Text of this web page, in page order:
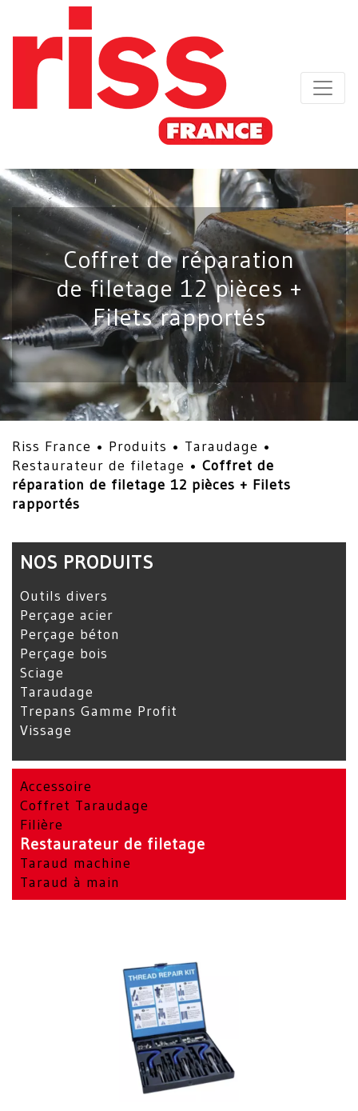
Coffret de réparation
de filetage 12 pièces +
Filets rapportés
Riss France • Produits • Taraudage •
Restaurateur de filetage • Coffret de
réparation de filetage 12 pièces + Filets
rapportés
NOS PRODUITS
Outils divers
Perçage acier
Perçage béton
Perçage bois
Sciage
Taraudage
Trepans Gamme Profit
Vissage
Accessoire
Coffret Taraudage
Filière
Restaurateur de filetage
Taraud machine
Taraud à main